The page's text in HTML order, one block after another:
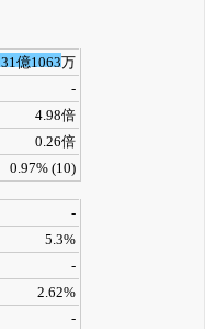
31億1063万
-
4.98倍
0.26倍
0.97% (10)
-
5.3%
-
2.62%
-